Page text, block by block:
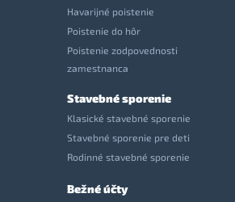
Havarijné poistenie
Poistenie do hôr
Poistenie zodpovednosti
zamestnanca
Stavebné sporenie
Klasické stavebné sporenie
Stavebné sporenie pre deti
Rodinné stavebné sporenie
Bežné účty